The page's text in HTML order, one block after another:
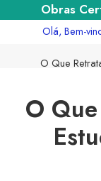
Obras
Olá, Bem-
O Que
O